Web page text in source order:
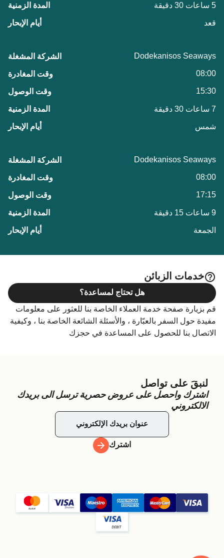
5 ساعات 30 دقيقة
قعد
Dodekanisos Seaways
08:00
15:30
7 ساعات 30 دقيقة
شمس
Dodekanisos Seaways
08:00
17:15
9 ساعات 15 دقيقة
الجمعة
خدمات الزبائن
قم بزيارة صفحة خدمة العملاء الخاصة بنا للعثور على معلومات
مفيدة حول السفر بالعبّارة ، والأسئلة الشائعة الخاصة بنا ، وكيفية
الاتصال بنا للحصول على المساعدة في حجزك
هل تحتاج لمساعدة؟
لنبقَ على تواصل
اشترك واحصل على عروض حصرية ترسل الى بريدك
الالكتروني
اشترك